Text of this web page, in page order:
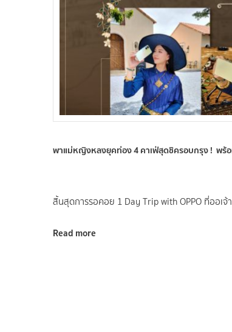
พาแม่หญิงหลงยุคท่อง 4 คาเฟ่สุดชิครอบกรุง ! พร้อม
สิ้นสุดการรอคอย 1 Day Trip with OPPO ที่ออเ
Read more